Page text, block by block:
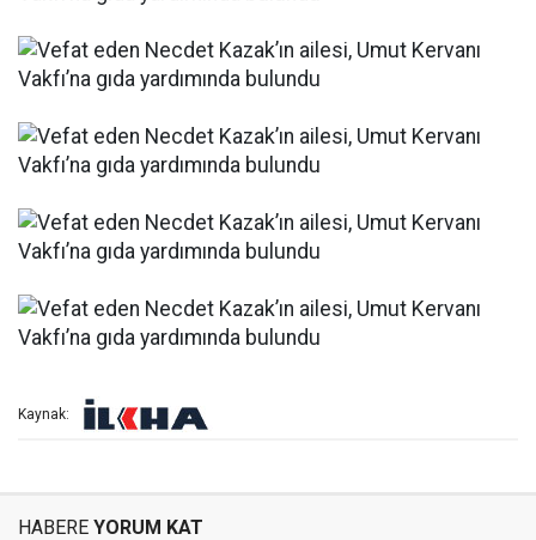
Kaynak:
HABERE YORUM KAT